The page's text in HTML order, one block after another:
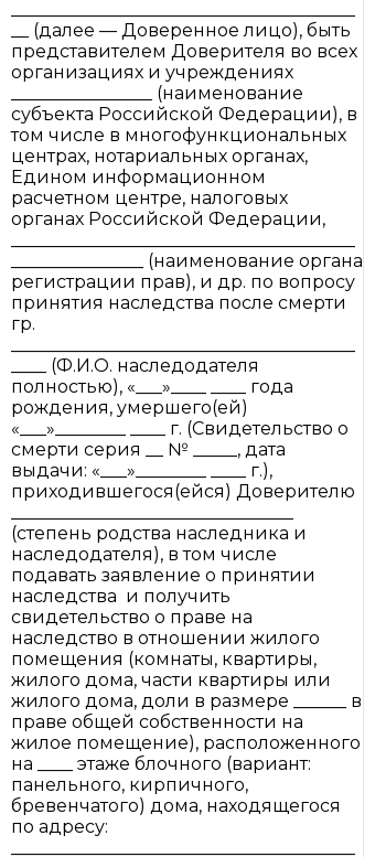
__ (далее — Доверенное лицо), быть
представителем Доверителя во всех
организациях и учреждениях
________________ (наименование
субъекта Российской Федерации), в
том числе в многофункциональных
центрах, нотариальных органах,
Едином информационном
расчетном центре, налоговых
органах Российской Федерации,
_______________ (наименование органа
регистрации прав), и др. по вопросу
принятия наследства после смерти
гр.
____ (Ф.И.О. наследодателя
полностью), «___»____ ____ года
рождения, умершего(ей)
«___»________ ____ г. (Свидетельство о
смерти серия __ № _____, дата
выдачи: «___»________ ____ г.),
приходившегося(ейся) Доверителю
(степень родства наследника и
наследодателя), в том числе
подавать заявление о принятии
наследства и получить
свидетельство о праве на
наследство в отношении жилого
помещения (комнаты, квартиры,
жилого дома, части квартиры или
жилого дома, доли в размере ______ в
праве общей собственности на
жилое помещение), расположенного
на ____ этаже блочного (вариант:
панельного, кирпичного,
бревенчатого) дома, находящегося
по адресу: